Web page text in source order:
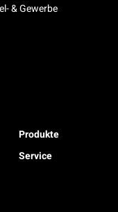
& Gewerbe
Produkte
Service